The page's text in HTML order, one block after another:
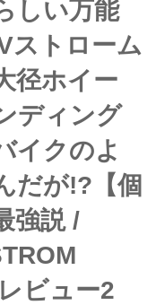
。今回はいよい
性をテスト!......な
ンチャーバイク
般ライダーでも本
しい万能
ストローム
径ホイー
ディング
イクのよ
だが!?︎【個
強説 /
ビュー2